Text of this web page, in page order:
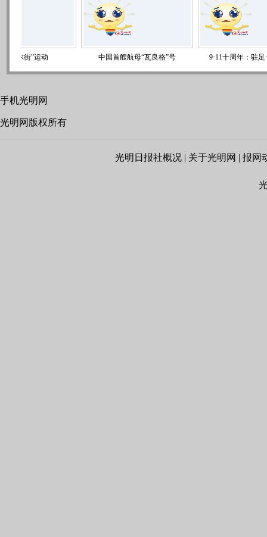
街”运动 中国首艘航母“瓦良格”号 9·11十周年：驻足·追
手机光明网
光明网版权所有
光明日报社概况 | 关于光明网 | 报网